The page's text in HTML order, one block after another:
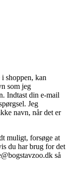
shoppen, kan
som jeg
Indtast din e-mail
Jeg
navn, når det er
muligt, forsøge at
du har brug for det
så